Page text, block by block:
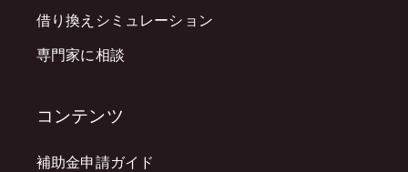
借り換えシミュレーション
専門家に相談
コンテンツ
補助金申請ガイド